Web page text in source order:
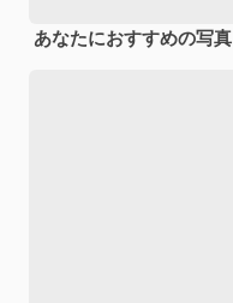
あなたにおすすめの写真